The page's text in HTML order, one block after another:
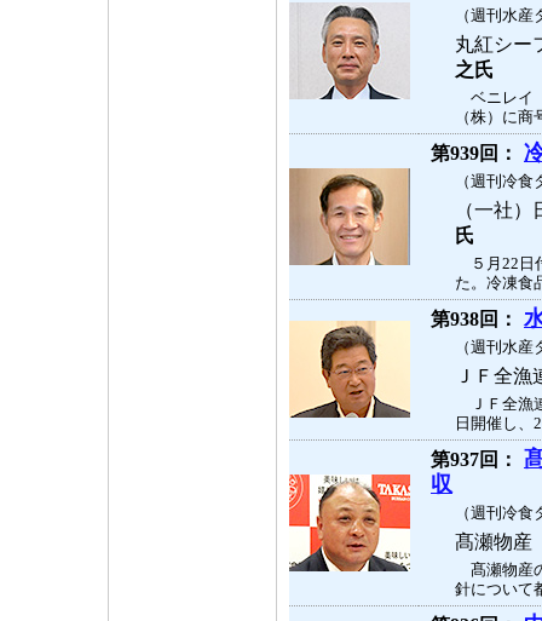
（週刊水
丸紅シ
之氏
ベニレイ
（株）に
第939回：
（週刊冷
（一社
氏
５月22日
た。冷凍食
第938回：
（週刊水
ＪＦ全
ＪＦ全漁
日開催し、
第937回：
収
（週刊冷
髙瀬物
髙瀬物産
針について